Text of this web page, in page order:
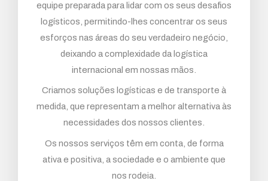
equipe preparada para lidar com os seus desafios
logísticos, permitindo-lhes concentrar os seus
esforços nas áreas do seu verdadeiro negócio,
deixando a complexidade da logística
internacional em nossas mãos.
Criamos soluções logísticas e de transporte à
medida, que representam a melhor alternativa às
necessidades dos nossos clientes.
Os nossos serviços têm em conta, de forma
ativa e positiva, a sociedade e o ambiente que
nos rodeia.